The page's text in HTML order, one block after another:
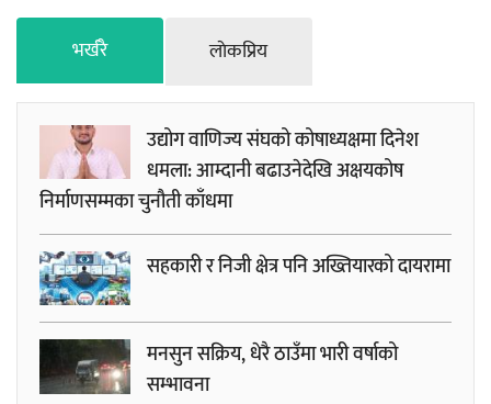
भर्खरै लाेकप्रिय
उद्योग वाणिज्य संघको कोषाध्यक्षमा दिनेश
धमला: आम्दानी बढाउनेदेखि अक्षयकोष
निर्माणसम्मका चुनौती काँधमा
सहकारी र निजी क्षेत्र पनि अख्तियारको दायरामा
मनसुन सक्रिय, धेरै ठाउँमा भारी वर्षाको
सम्भावना